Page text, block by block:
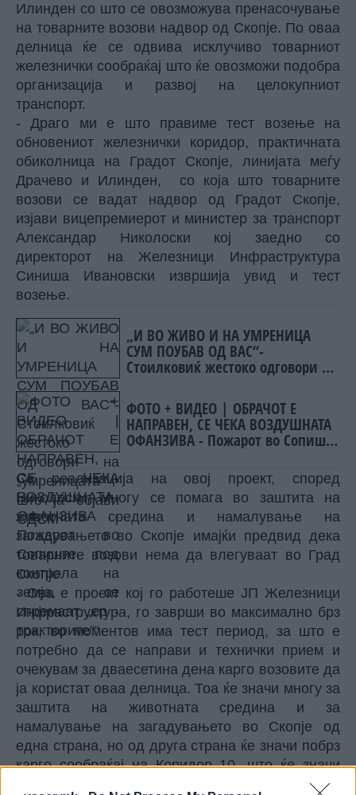
Илинден со што се овозможува пренасочување
на товарните возови надвор од Скопје. По оваа
делница ќе се одвива исклучиво товарниот
железнички сообраќај што ќе овозможи подобра
организација и развој на целокупниот
транспорт.
- Драго ми е што правиме тест возење на
обновениот железнички коридор, практичната
обиколница на Грaдот Скопје, линијата меѓу
Дрaчево и Илинден, со која што товарните
возови се вадат надвор од Градот Скопје,
изјави вицепремиерот и министер за транспорт
Александар Николоски кој заедно со
директорот на Железници Инфраструктура
Синиша Ивановски извршија увид и тест
возење.
„И ВО ЖИВО И НА УМРЕНИЦА
СУМ ПОУБАВ ОД ВАС“-
Стоилковиќ жестоко одговори на
СДСМ
ФОТО + ВИДЕО | ОБРАЧОТ Е
НАПРАВЕН, СЕ ЧЕКА ВОЗДУШНАТА
ОФАНЗИВА - Пожарот во Сопиште
спремаат „ер - тракторите““
Со реализација на овој проект, според
Николоски, многу се помага во заштита на
животната средина и намалување на
загадувањето во Скопје имајќи предвид дека
товарните возови нема да влегуваат во Град
Скопје.
- Ова е проект кој го работеше ЈП Железници
Инфраструктура, го заврши во максимално брз
рок, во моментов има тест период, за што е
потребно да се направи и технички прием и
очекувам за дваесетина дена карго возовите да
ја користат оваа делница. Тоа ќе значи многу за
заштита на животната средина и за
намалување на загадувањето во Скопје од
една страна, но од друга страна ќе значи побрз
карго сообраќај на Коридор 10, што ќе значи
повеќе бизнис и повеќе железнички